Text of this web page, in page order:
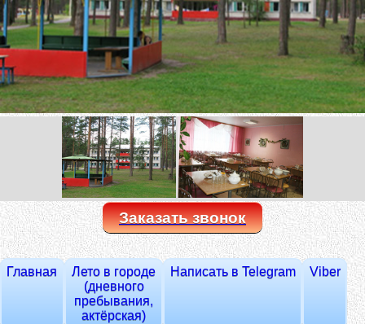
Заказать звонок
Главная
Лето в городе
(дневного
пребывания,
актёрская)
Написать в Telegram Viber